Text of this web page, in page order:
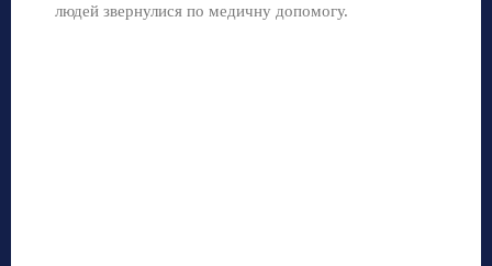
людей звернулися по медичну допомогу.